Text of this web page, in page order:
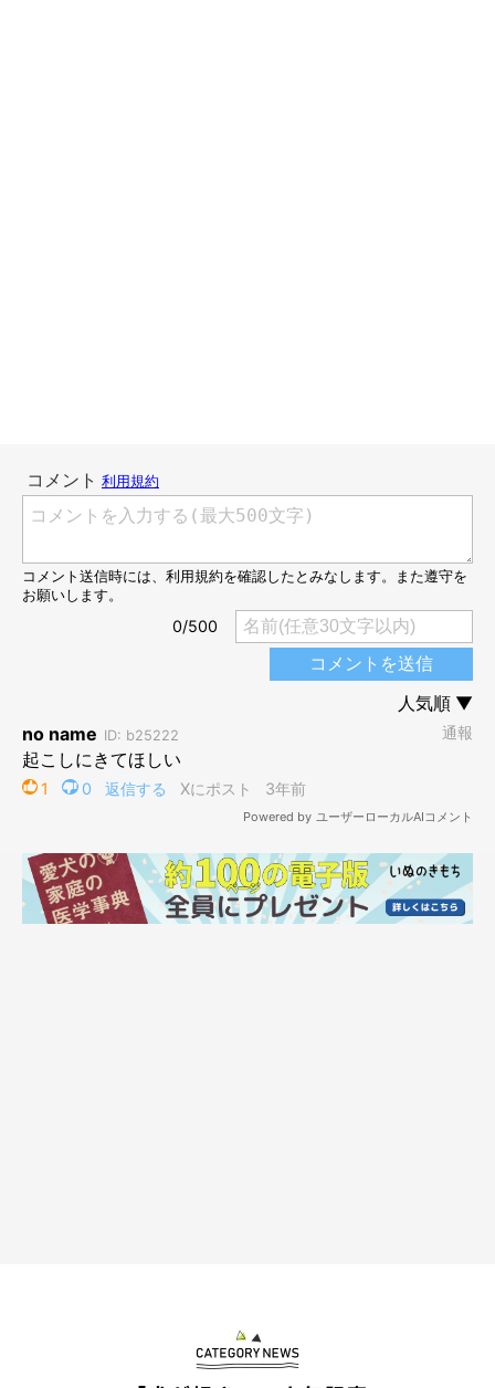
シュタッ！
@b09a2032c
カッコよく着地をして、 この表情（笑）
「いつまで寝ている
の！ 起きて！」と訴えるかのように、飼い主さんのことを見つ
めるのでした。